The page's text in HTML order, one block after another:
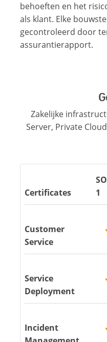
behoeften en het
als klant. Elke
gecontroleerd door
assurantierapport.
Zakelijke
Server, Private
Certificates
1
Customer
Service
Service
Deployment
Incident